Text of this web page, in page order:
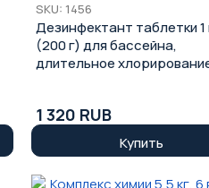
SKU: 1456
Дезинфектант таблетки 1
(200 г) для бассейна,
длительное
1 320 RUB
Купить